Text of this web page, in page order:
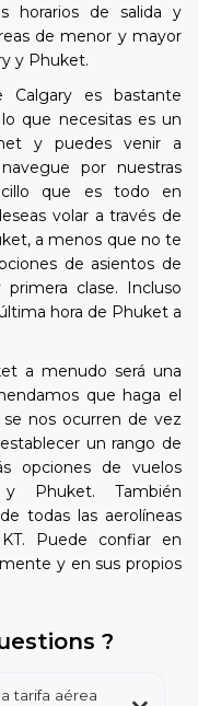
horarios de salida y
de menor y mayor
y Phuket.
Calgary es bastante
que necesitas es un
y puedes venir a
por nuestras
que es todo en
volar a través de
a menos que no te
de asientos de
clase. Incluso
hora de Phuket a
a menudo será una
que haga el
nos ocurren de vez
un rango de
opciones de vuelos
Phuket. También
todas las aerolíneas
Puede confiar en
y en sus propios
?
tarifa aérea